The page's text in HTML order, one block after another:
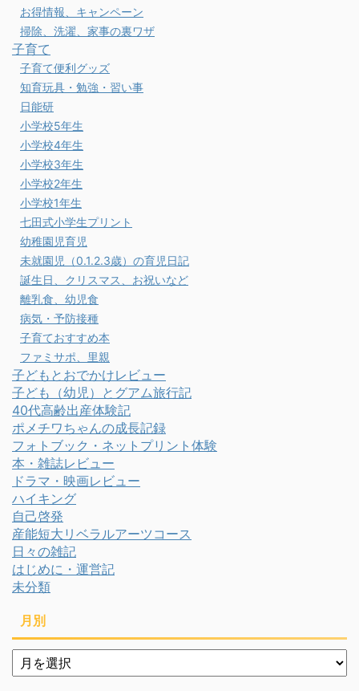
お得情報、キャンペーン
掃除、洗濯、家事の裏ワザ
子育て
子育て便利グッズ
知育玩具・勉強・習い事
日能研
小学校5年生
小学校4年生
小学校3年生
小学校2年生
小学校1年生
七田式小学生プリント
幼稚園児育児
未就園児（0.1.2.3歳）の育児日記
誕生日、クリスマス、お祝いなど
離乳食、幼児食
病気・予防接種
子育ておすすめ本
ファミサポ、里親
子どもとおでかけレビュー
子ども（幼児）とグアム旅行記
40代高齢出産体験記
ポメチワちゃんの成長記録
フォトブック・ネットプリント体験
本・雑誌レビュー
ドラマ・映画レビュー
ハイキング
自己啓発
産能短大リベラルアーツコース
日々の雑記
はじめに・運営記
未分類
月別
月
別